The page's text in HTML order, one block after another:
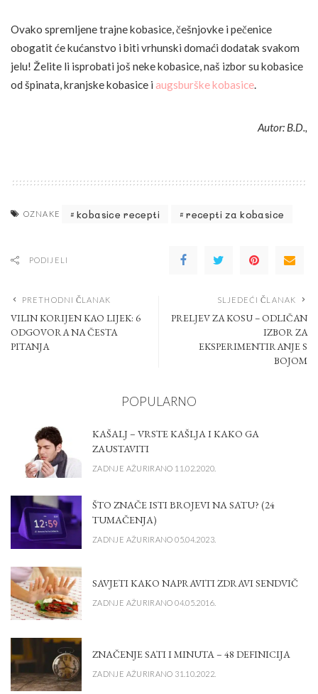
Ovako spremljene trajne kobasice, češnjovke i pečenice
obogatit će kućanstvo i biti vrhunski domaći dodatak svakom
jelu! Želite li isprobati još neke kobasice, naš izbor su kobasice
od špinata, kranjske kobasice i augsburške kobasice.
Autor: B.D.,
OZNAKE kobasice recepti recepti za kobasice
PODIJELI
PRETHODNI ČLANAK
VILIN KORIJEN KAO LIJEK: 6
ODGOVORA NA ČESTA
PITANJA
SLJEDEĆI ČLANAK
PRELJEV ZA KOSU – ODLIČAN
IZBOR ZA
EKSPERIMENTIRANJE S
BOJOM
POPULARNO
KAŠALJ – VRSTE KAŠLJA I KAKO GA
ZAUSTAVITI
ZADNJE AŽURIRANO 11.02.2020.
ŠTO ZNAČE ISTI BROJEVI NA SATU? (24
TUMAČENJA)
ZADNJE AŽURIRANO 05.04.2023.
SAVJETI KAKO NAPRAVITI ZDRAVI SENDVIČ
ZADNJE AŽURIRANO 04.05.2016.
ZNAČENJE SATI I MINUTA – 48 DEFINICIJA
ZADNJE AŽURIRANO 31.10.2022.